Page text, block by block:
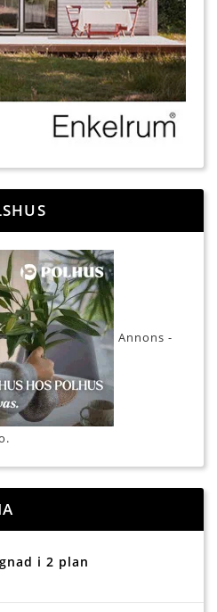
Annons -
i 2 plan